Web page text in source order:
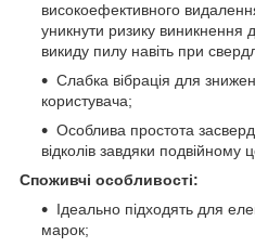
високоефективного
уникнути ризику виникнення
викиду пилу навіть при
Слабка вібрація для
користувача;
Особлива простота
відколів завдяки подвійному
Споживчі особливості:
Ідеально підходять для
марок;